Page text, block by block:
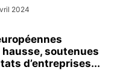
2024
soutenues
d’entreprises...